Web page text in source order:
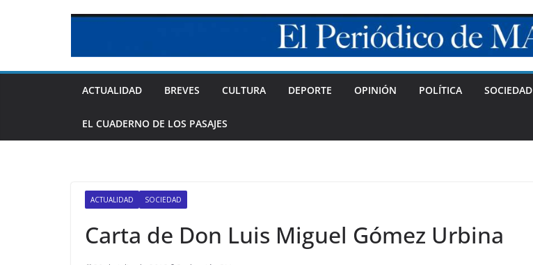
ACTUALIDAD BREVES CULTURA DEPORTE OPINIÓN POLÍTICA SOCIEDAD
EL CUADERNO DE LOS PASAJES
ACTUALIDAD SOCIEDAD
Carta de Don Luis Miguel Gómez Urbina